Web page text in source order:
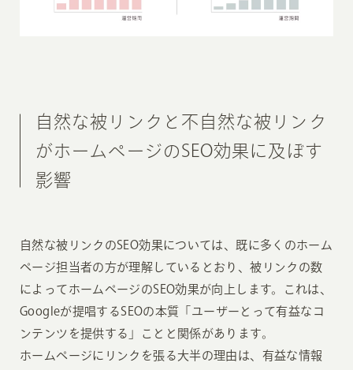
自然な被リンクと不自然な被リンク
がホームページのSEO効果に及ぼす
影響
自然な被リンクのSEO効果については、既に多くのホーム
ページ担当者の方が理解しているとおり、被リンクの数
によってホームページのSEO効果が向上します。これは、
Googleが提唱するSEOの本質「ユーザーとって有益なコ
ンテンツを提供する」ことと関係があります。
ホームページにリンクを張る大半の理由は、有益な情報